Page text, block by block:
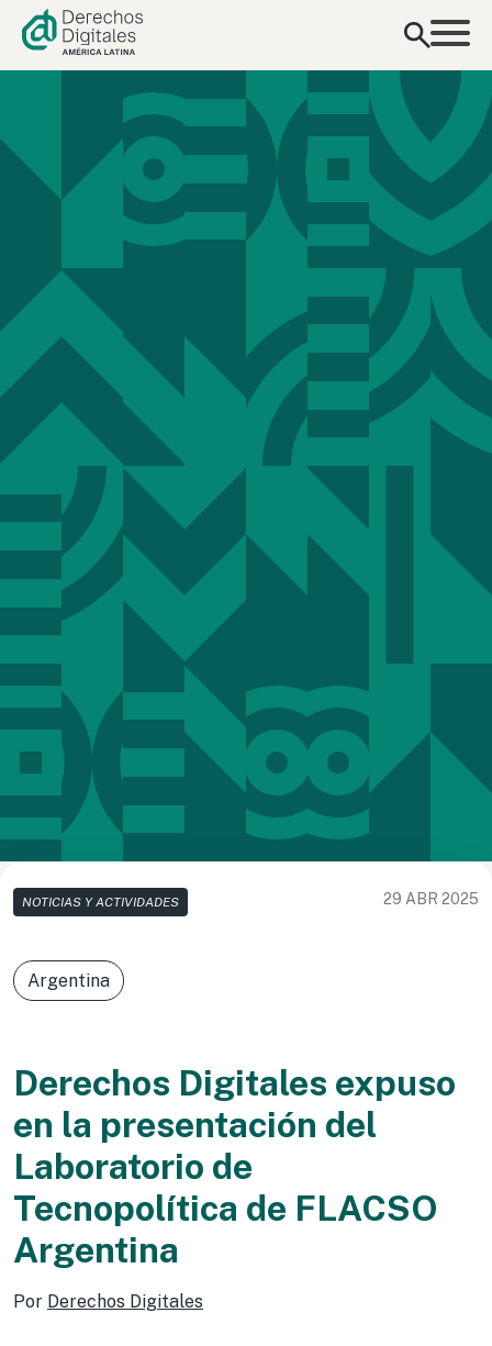
contenido
NOTICIAS Y ACTIVIDADES 29 ABR 2025
Argentina
Derechos Digitales expuso
en la presentación del
Laboratorio de
Tecnopolítica de FLACSO
Argentina
Por Derechos Digitales